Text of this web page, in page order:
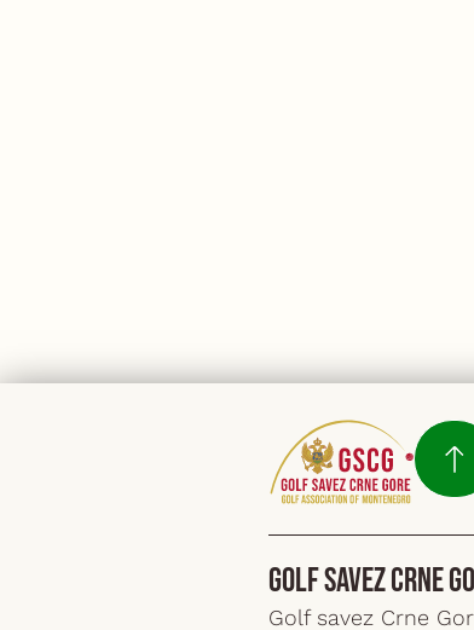
Golf Savez Crne
Golf savez Crne